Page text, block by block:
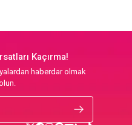
Kaçırma!
haberdar olmak